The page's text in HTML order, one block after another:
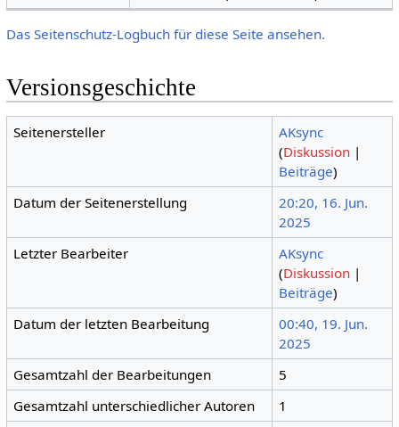
Das Seitenschutz-Logbuch für diese Seite ansehen.
Versionsgeschichte
Seitenersteller
AKsync
(Diskussion |
Beiträge)
Datum der Seitenerstellung
20:20, 16. Jun.
2025
Letzter Bearbeiter
AKsync
(Diskussion |
Beiträge)
Datum der letzten Bearbeitung
00:40, 19. Jun.
2025
Gesamtzahl der Bearbeitungen
5
Gesamtzahl unterschiedlicher Autoren
1